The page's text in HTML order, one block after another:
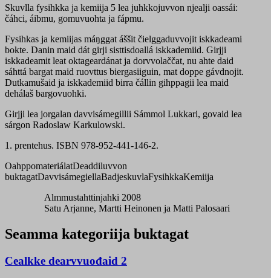
Skuvlla fysihkka ja kemiija 5 lea juhkkojuvvon njealji oassái:
čáhci, áibmu, gomuvuohta ja fápmu.
Fysihkas ja kemiijas máŋggat áššit čielggaduvvojit iskkadeami
bokte. Danin maid dát girji sisttisdoallá iskkademiid. Girjji
iskkadeamit leat oktageardánat ja dorvvolaččat, nu ahte daid
sáhttá bargat maid ruovttus biergasiiguin, mat doppe gávdnojit.
Dutkamušaid ja iskkademiid birra čállin gihppagii lea maid
dehálaš bargovuohki.
Girjji lea jorgalan davvisámegillii Sámmol Lukkari, govaid lea
sárgon Radoslaw Karkulowski.
1. prentehus. ISBN 978-952-441-146-2.
OahppomateriálatDeaddiluvvon
buktagatDavvisámegiellaBadjeskuvlaFysihkkaKemiija
Almmustahttinjahki 2008
Satu Arjanne, Martti Heinonen ja Matti Palosaari
Seamma kategoriija buktagat
Cealkke dearvvuođaid 2